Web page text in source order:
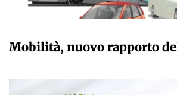
Mobilità, nuovo rapporto